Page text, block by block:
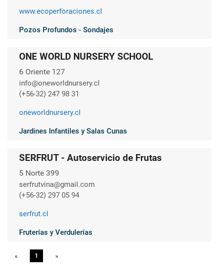
www.ecoperforaciones.cl
Pozos Profundos - Sondajes
ONE WORLD NURSERY SCHOOL
6 Oriente 127
info@oneworldnursery.cl
(+56-32) 247 98 31
oneworldnursery.cl
Jardines Infantiles y Salas Cunas
SERFRUT - Autoservicio de Frutas
5 Norte 399
serfrutvina@gmail.com
(+56-32) 297 05 94
serfrut.cl
Fruterías y Verdulerías
« Previous
1 »